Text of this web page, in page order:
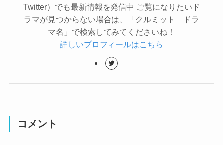
Twitter）でも最新情報を発信中 ご覧になりたいド
ラマが見つからない場合は、「クルミット ドラ
マ名」で検索してみてくださいね！
詳しいプロフィールはこちら
コメント